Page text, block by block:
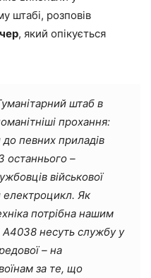
штабі, розповів
, який опікується
штаб в
прохання:
до певних приладів
останнього –
військової
Як
потрібна нашим
А4038 несуть службу у
– на
за те, що